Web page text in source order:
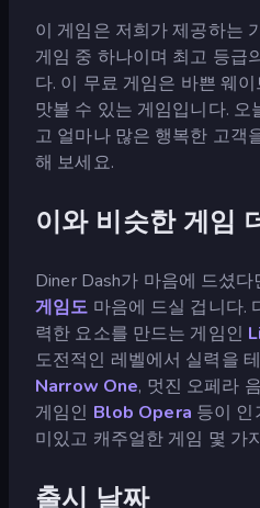
이 게임은 저희가 제공하는
게임 중 하나이며 최고 등급
다. 이 무료 게임은 바쁜 웨
맛볼 수 있는 게임입니다.
고 얼마나 많은 행복한 고객
해 보세요.
이와 비슷한 게임
Diner Dash가 마음에 드셨
게임도 마음에 드실 겁니다.
력한 요소를 만드는 게임인
도전적인 레벨에서 실력을
Narrow One, 멋진 오페라
게임인 Blob Opera 등이 인
미있고 캐주얼한 게임 몇 가
출시 날짜